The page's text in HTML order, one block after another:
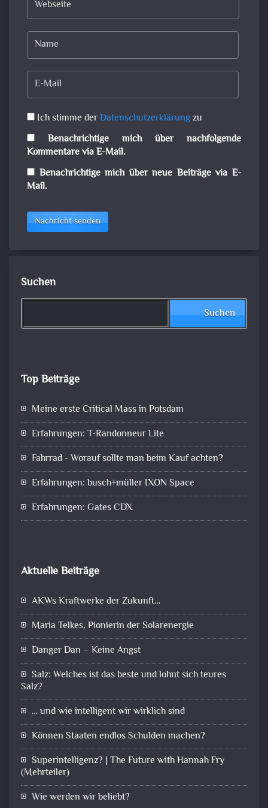
Ich stimme derDatenschutzerklärungzu
Benachrichtige mich über nachfolgende
Kommentare via E-Mail.
Benachrichtige mich über neue Beiträge via E-
Mail.
Nachricht senden
Suchen
Suchen
Top Beiträge
Meine erste Critical Mass in Potsdam
Erfahrungen: T-Randonneur Lite
Fahrrad - Worauf sollte man beim Kauf achten?
Erfahrungen: busch+müller IXON Space
Erfahrungen: Gates CDX
Aktuelle Beiträge
AKWs Kraftwerke der Zukunft…
Maria Telkes, Pionierin der Solarenergie
Danger Dan – Keine Angst
Salz: Welches ist das beste und lohnt sich teures
Salz?
… und wie intelligent wir wirklich sind
Können Staaten endlos Schulden machen?
Superintelligenz? | The Future with Hannah Fry
(Mehrteiler)
Wie werden wir beliebt?